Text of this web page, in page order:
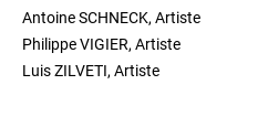
Antoine SCHNECK, Artiste
Philippe VIGIER, Artiste
Luis ZILVETI, Artiste